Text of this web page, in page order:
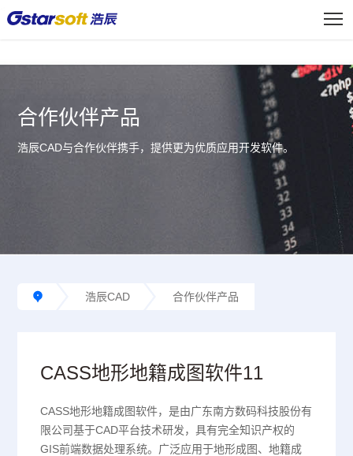
合作伙伴产品
浩辰CAD与合作伙伴携手，提供更为优质应用开发软件。
浩辰CAD 合作伙伴产品
CASS地形地籍成图软件11
CASS地形地籍成图软件，是由广东南方数码科技股份有
限公司基于CAD平台技术研发，具有完全知识产权的
GIS前端数据处理系统。广泛应用于地形成图、地籍成